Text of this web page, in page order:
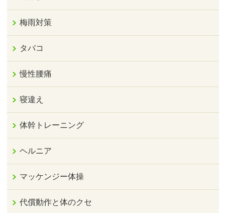
梅雨対策
タバコ
慢性腰痛
寝違え
体幹トレーニング
ヘルニア
マッケンジー体操
代償動作と体のクセ